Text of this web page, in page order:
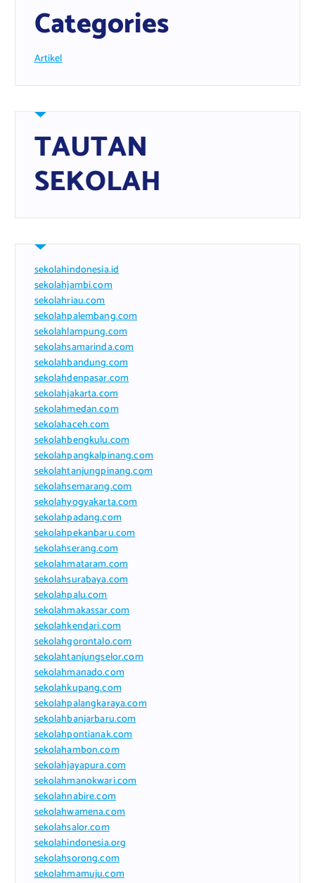
Categories
Artikel
TAUTAN
SEKOLAH
sekolahindonesia.id
sekolahjambi.com
sekolahriau.com
sekolahpalembang.com
sekolahlampung.com
sekolahsamarinda.com
sekolahbandung.com
sekolahdenpasar.com
sekolahjakarta.com
sekolahmedan.com
sekolahaceh.com
sekolahbengkulu.com
sekolahpangkalpinang.com
sekolahtanjungpinang.com
sekolahsemarang.com
sekolahyogyakarta.com
sekolahpadang.com
sekolahpekanbaru.com
sekolahserang.com
sekolahmataram.com
sekolahsurabaya.com
sekolahpalu.com
sekolahmakassar.com
sekolahkendari.com
sekolahgorontalo.com
sekolahtanjungselor.com
sekolahmanado.com
sekolahkupang.com
sekolahpalangkaraya.com
sekolahbanjarbaru.com
sekolahpontianak.com
sekolahambon.com
sekolahjayapura.com
sekolahmanokwari.com
sekolahnabire.com
sekolahwamena.com
sekolahsalor.com
sekolahindonesia.org
sekolahsorong.com
sekolahmamuju.com